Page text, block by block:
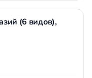
(6 видов),